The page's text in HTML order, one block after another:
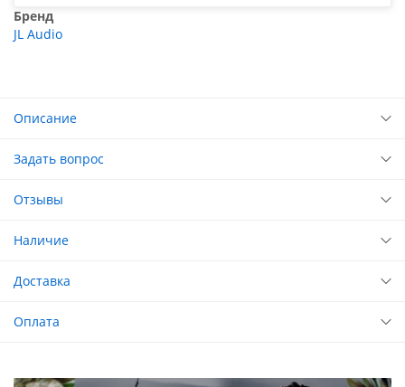
Бренд
JL Audio
Описание
Задать вопрос
Отзывы
Наличие
Доставка
Оплата